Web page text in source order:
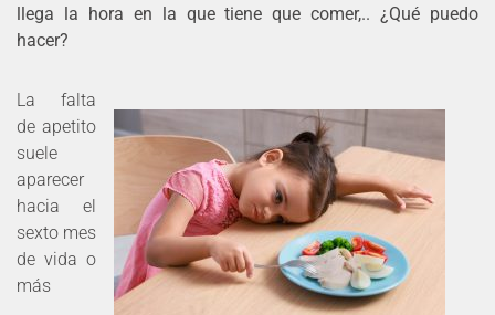
llega la hora en la que tiene que comer,.. ¿Qué puedo
hacer?
La falta
de apetito
suele
aparecer
hacia el
sexto mes
de vida o
más